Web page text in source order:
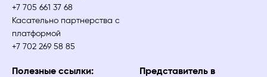
+7 705 661 37 68
Касательно партнерства с
платформой
+7 702 269 58 85
Полезные ссылки:
Представитель в